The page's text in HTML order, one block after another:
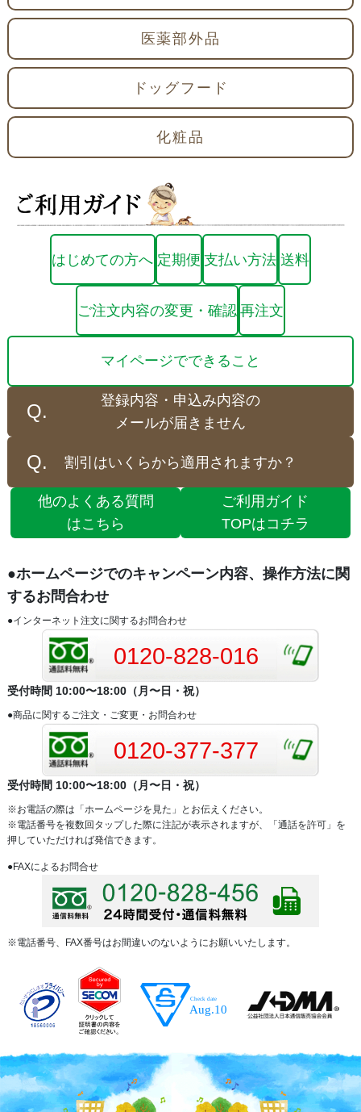
医薬部外品
ドッグフード
化粧品
はじめての方へ 定期便 支払い方法 送料
ご注文内容の変更・確認 再注文
マイページでできること
登録内容・申込み内容の
メールが届きません
割引はいくらから適用されますか？
他のよくある質問
はこちら
ご利用ガイド
TOPはコチラ
●ホームページでのキャンペーン内容、操作方法に関
するお問合わせ
●インターネット注文に関するお問合わせ
0120-828-016
受付時間 10:00〜18:00（月〜日・祝）
●商品に関するご注文・ご変更・お問合わせ
0120-377-377
受付時間 10:00〜18:00（月〜日・祝）
※お電話の際は「ホームページを見た」とお伝えください。
※電話番号を複数回タップした際に注記が表示されますが、「通話を許可」を
押していただければ発信できます。
●FAXによるお問合せ
※電話番号、FAX番号はお間違いのないようにお願いいたします。